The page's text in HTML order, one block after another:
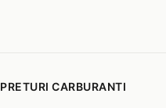
PRETURI CARBURANTI